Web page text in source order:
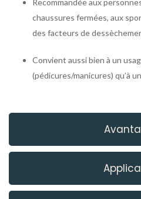
chaussures fermées, aux
des facteurs de
Convient aussi bien à un
(pédicures/manicures) qu’à